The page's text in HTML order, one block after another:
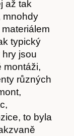
až tak
mnohdy
typický
jsou
montáži,
různých
to byla